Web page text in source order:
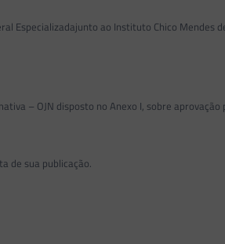
Especializadajunto ao Instituto Chico
– OJN disposto no Anexo I, sobre
de sua publicação.